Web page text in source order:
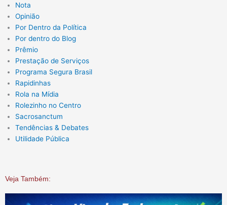
Nota
Opinião
Por Dentro da Política
Por dentro do Blog
Prêmio
Prestação de Serviços
Programa Segura Brasil
Rapidinhas
Rola na Mídia
Rolezinho no Centro
Sacrosanctum
Tendências & Debates
Utilidade Pública
Veja Também: